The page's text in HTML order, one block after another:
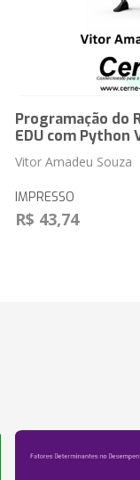
Programação do
EDU com Python
Vitor Amadeu Souza
IMPRESSO
R$ 43,74